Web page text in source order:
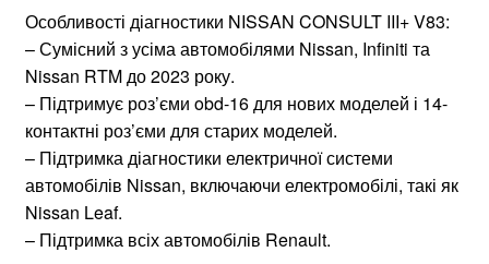
Особливості діагностики NISSAN CONSULT III+ V83:
– Сумісний з усіма автомобілями Nissan, Infiniti та
Nissan RTM до 2023 року.
– Підтримує роз’єми obd-16 для нових моделей і 14-
контактні роз’єми для старих моделей.
– Підтримка діагностики електричної системи
автомобілів Nissan, включаючи електромобілі, такі як
Nissan Leaf.
– Підтримка всіх автомобілів Renault.